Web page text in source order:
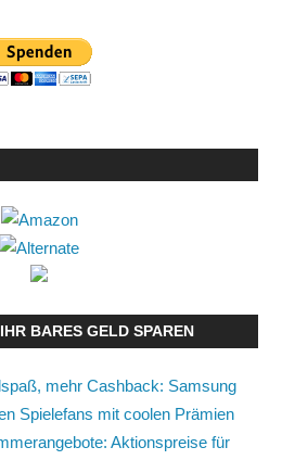
BARES GELD SPAREN
mehr Cashback: Samsung
Spielefans mit coolen Prämien
Aktionspreise für